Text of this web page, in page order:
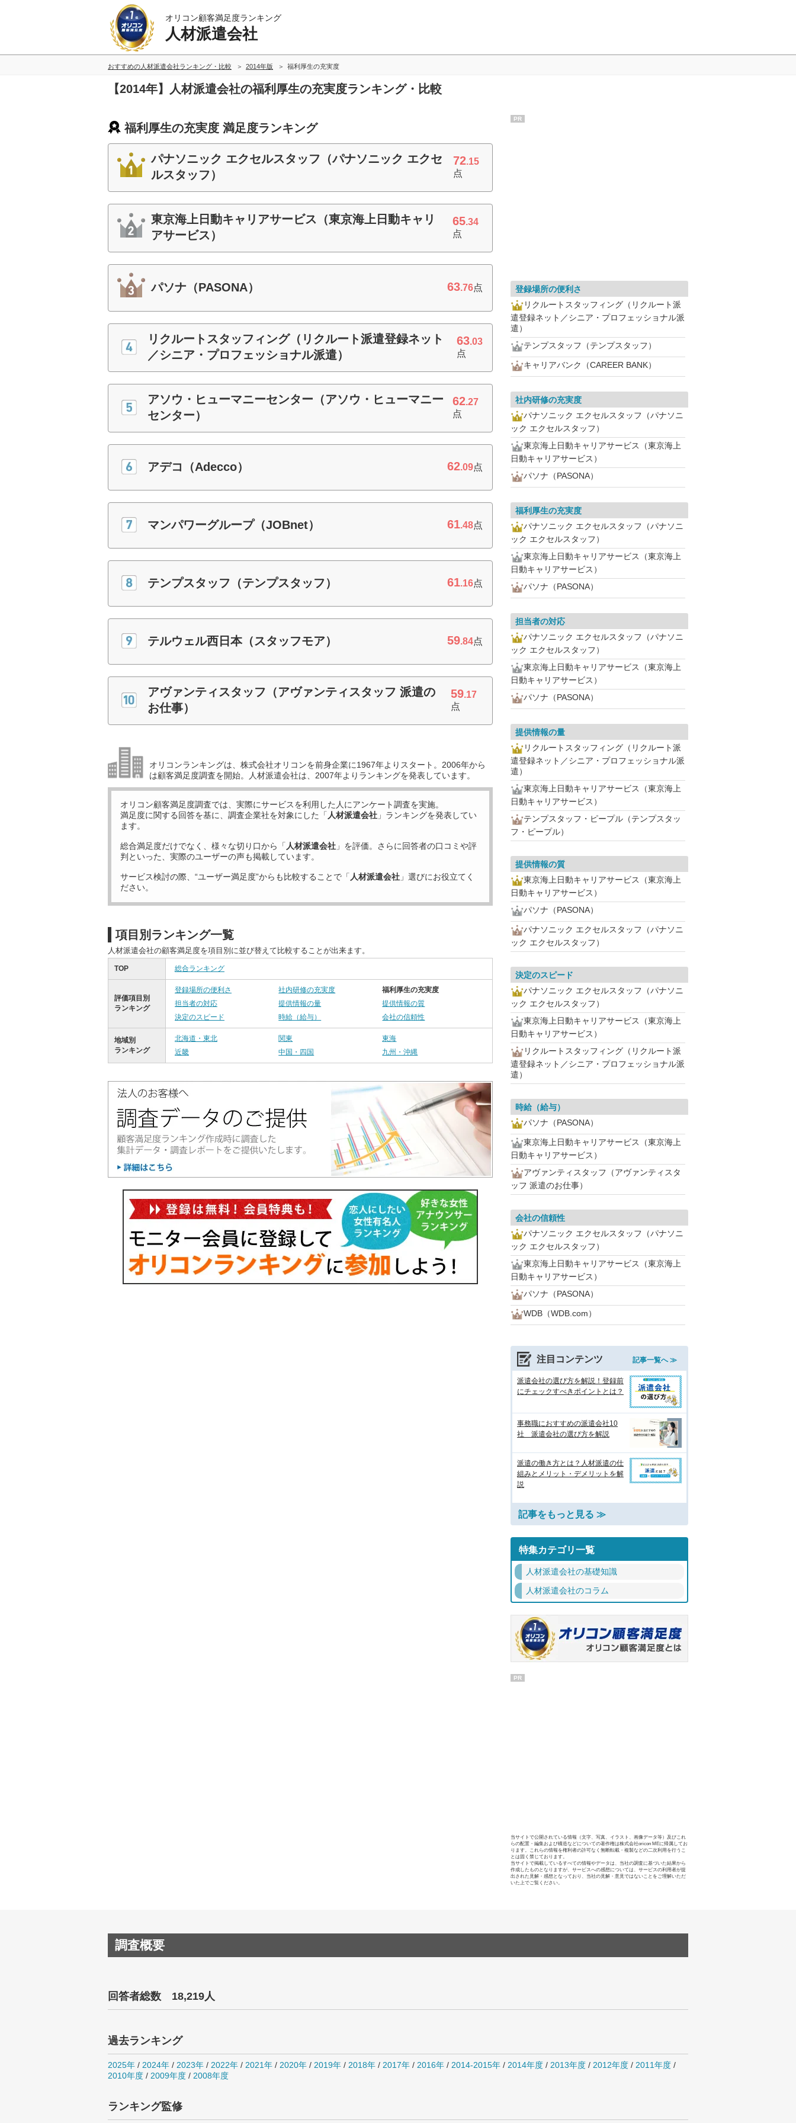
オリコン顧客満足度ランキング
人材派遣会社
おすすめの人材派遣会社ランキング・比較 2014年版 福利厚生の充実度
【2014年】人材派遣会社の福利厚生の充実度ランキング・比較
福利厚生の充実度 満足度ランキング
パナソニック エクセルスタッフ（パナソニック エクセ
ルスタッフ）
72.15
点
東京海上日動キャリアサービス（東京海上日動キャリ
アサービス）
65.34
点
パソナ（PASONA） 63.76点
リクルートスタッフィング（リクルート派遣登録ネット
／シニア・プロフェッショナル派遣）
63.03
点
アソウ・ヒューマニーセンター（アソウ・ヒューマニー
センター）
62.27
点
アデコ（Adecco） 62.09点
マンパワーグループ（JOBnet） 61.48点
テンプスタッフ（テンプスタッフ） 61.16点
テルウェル西日本（スタッフモア） 59.84点
アヴァンティスタッフ（アヴァンティスタッフ 派遣の
お仕事）
59.17
点
オリコンランキングは、株式会社オリコンを前身企業に1967年よりスタート。2006年から
は顧客満足度調査を開始。人材派遣会社は、2007年よりランキングを発表しています。
オリコン顧客満足度調査では、実際にサービスを利用した 人にアンケート調査を実施。
満足度に関する回答を基に、調査企業社を対象にした「 人材派遣会社 」ランキングを発表してい
ます。
総合満足度だけでなく、様々な切り口から「 人材派遣会社 」を評価。さらに回答者の口コミや評
判といった、実際のユーザーの声も掲載しています。
サービス検討の際、“ユーザー満足度”からも比較することで「 人材派遣会社 」選びにお役立てく
ださい。
項目別ランキング一覧
人材派遣会社の顧客満足度を項目別に並び替えて比較することが出来ます。
TOP 総合ランキング
評価項目別
ランキング
登録場所の便利さ 社内研修の充実度
福利厚生の充実度
担当者の対応
提供情報の量
提供情報の質
決定のスピード
時給（給与） 会社の信頼性
地域別
ランキング
北海道・東北 関東
東海
近畿
中国・四国 九州・沖縄
PR
登録場所の便利さ
リクルートスタッフィング（リクルート派
遣登録ネット／シニア・プロフェッショナル派
遣）
テンプスタッフ（テンプスタッフ）
キャリアバンク（CAREER BANK）
社内研修の充実度
パナソニック エクセルスタッフ（パナソニ
ック エクセルスタッフ）
東京海上日動キャリアサービス（東京海上
日動キャリアサービス）
パソナ（PASONA）
福利厚生の充実度
パナソニック エクセルスタッフ（パナソニ
ック エクセルスタッフ）
東京海上日動キャリアサービス（東京海上
日動キャリアサービス）
パソナ（PASONA）
担当者の対応
パナソニック エクセルスタッフ（パナソニ
ック エクセルスタッフ）
東京海上日動キャリアサービス（東京海上
日動キャリアサービス）
パソナ（PASONA）
提供情報の量
リクルートスタッフィング（リクルート派
遣登録ネット／シニア・プロフェッショナル派
遣）
東京海上日動キャリアサービス（東京海上
日動キャリアサービス）
テンプスタッフ・ピープル（テンプスタッ
フ・ピープル）
提供情報の質
東京海上日動キャリアサービス（東京海上
日動キャリアサービス）
パソナ（PASONA）
パナソニック エクセルスタッフ（パナソニ
ック エクセルスタッフ）
決定のスピード
パナソニック エクセルスタッフ（パナソニ
ック エクセルスタッフ）
東京海上日動キャリアサービス（東京海上
日動キャリアサービス）
リクルートスタッフィング（リクルート派
遣登録ネット／シニア・プロフェッショナル派
遣）
時給（給与）
パソナ（PASONA）
東京海上日動キャリアサービス（東京海上
日動キャリアサービス）
アヴァンティスタッフ（アヴァンティスタ
ッフ 派遣のお仕事）
会社の信頼性
パナソニック エクセルスタッフ（パナソニ
ック エクセルスタッフ）
東京海上日動キャリアサービス（東京海上
日動キャリアサービス）
パソナ（PASONA）
WDB（WDB.com）
注目コンテンツ 記事一覧へ ≫
派遣会社の選び方を解説！登録前
にチェックすべきポイントとは？
事務職におすすめの派遣会社10
社 派遣会社の選び方を解説
派遣の働き方とは？人材派遣の仕
組みとメリット・デメリットを解
説
記事をもっと見る ≫
特集カテゴリ一覧
人材派遣会社の基礎知識
人材派遣会社のコラム
PR
当サイトで公開されている情報（文字、写真、イラスト、画像データ等）及びこれ
らの配置・編集および構造などについての著作権は株式会社oricon MEに帰属してお
ります。これらの情報を権利者の許可なく無断転載・複製などの二次利用を行うこ
とは固く禁じております。
当サイトで掲載しているすべての情報やデータは、当社の調査に基づいた結果から
作成したものとなりますが、サービスへの感想については、サービスの利用者が提
出された見解・感想となっており、当社の見解・意見ではないことをご理解いただ
いた上でご覧ください。
調査概要
回答者総数 18,219人
過去ランキング
2025年 / 2024年 / 2023年 / 2022年 / 2021年 / 2020年 / 2019年 / 2018年 / 2017年 / 2016年 / 2014-2015年 / 2014年度 / 2013年度 / 2012年度 / 2011年度 /
2010年度 / 2009年度 / 2008年度
ランキング監修